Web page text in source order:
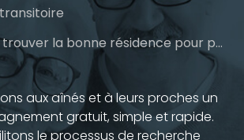
10 étapes pour trouver la bonne résidence pour personnes âgées
aux aînés et à leurs proches un
gratuit, simple et rapide.
le processus de recherche